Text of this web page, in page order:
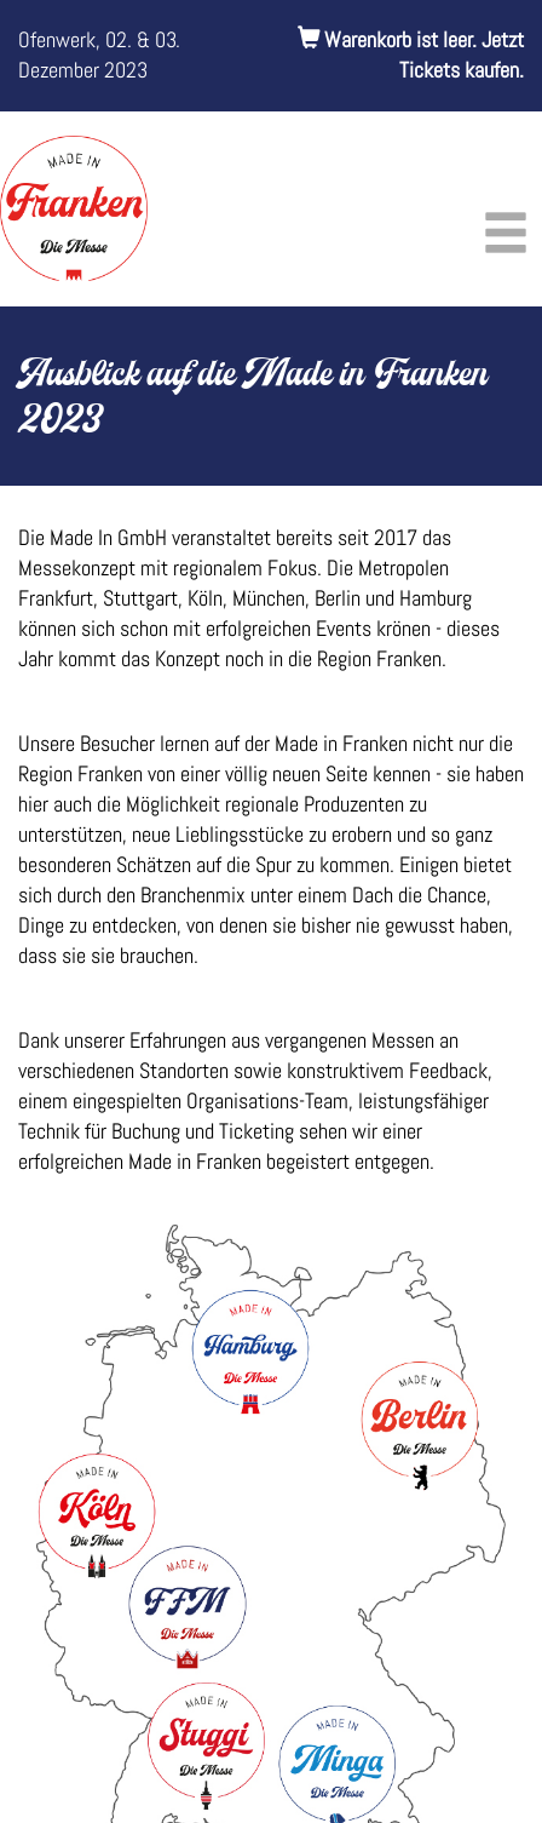
Ofenwerk, 02. & 03.
Dezember 2023
Warenkorb ist leer. Jetzt
Tickets kaufen.
Ausblick auf die Made in Franken
2023
Die Made In GmbH veranstaltet bereits seit 2017 das
Messekonzept mit regionalem Fokus. Die Metropolen
Frankfurt, Stuttgart, Köln, München, Berlin und Hamburg
können sich schon mit erfolgreichen Events krönen - dieses
Jahr kommt das Konzept noch in die Region Franken.
Unsere Besucher lernen auf der Made in Franken nicht nur die
Region Frankenvon einer völlig neuen Seite kennen - sie haben
hier auch die Möglichkeit regionale Produzenten zu
unterstützen, neue Lieblingsstücke zu erobern und so ganz
besonderen Schätzen auf die Spurzu kommen. Einigen bietet
sich durch den Branchenmix unter einem Dach die Chance,
Dinge zu entdecken, von denen sie bisher nie gewusst haben,
dass sie sie brauchen.
Dank unserer Erfahrungen ausvergangenen Messen an
verschiedenen Standorten sowie konstruktivem Feedback,
einem eingespielten Organisations-Team, leistungsfähiger
Technikfür Buchung undTicketing sehenwir einer
erfolgreichen Made in Franken begeistert entgegen.